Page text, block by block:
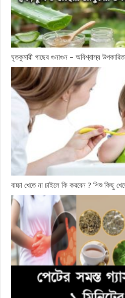
ঘৃতকুমারী গাছের গুনাগুন – অবিশ্বাস্য
বাচ্চা খেতে না চাইলে কি করবেন ? শিশু কিছু